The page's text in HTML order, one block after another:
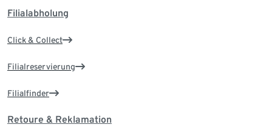
Filialabholung
Click & Collect
Filialreservierung
Filialfinder
Retoure & Reklamation